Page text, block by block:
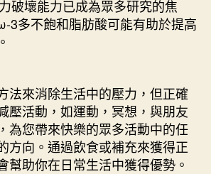
破壞能力已成為眾多研究的焦
3多不飽和脂肪酸可能有助於提高
法來消除生活中的壓力，但正確
壓活動，如運動，冥想，與朋友
為您帶來快樂的眾多活動中的任
方向。通過飲食或補充來獲得正
幫助你在日常生活中獲得優勢。